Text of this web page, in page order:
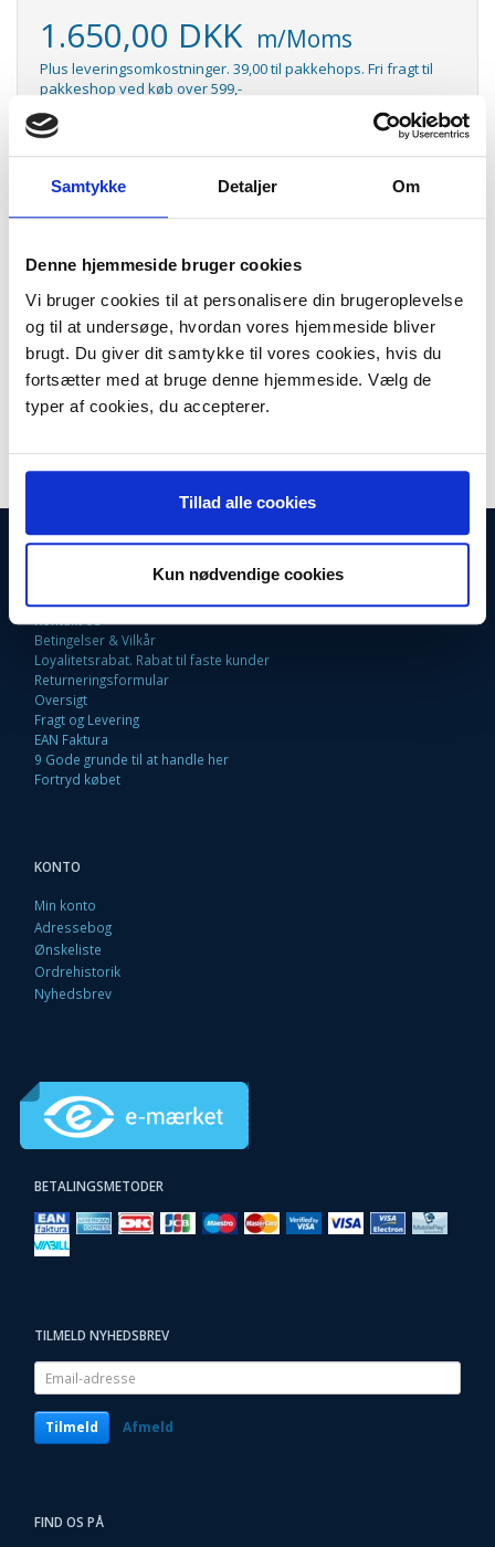
Samtykke Detaljer Om
Denne hjemmeside bruger cookies
Vi bruger cookies til at personalisere din brugeroplevelse
og til at undersøge, hvordan vores hjemmeside bliver
brugt. Du giver dit samtykke til vores cookies, hvis du
fortsætter med at bruge denne hjemmeside. Vælg de
typer af cookies, du accepterer.
Tillad alle cookies
Kun nødvendige cookies
1.650,00 DKK m/Moms
Plus leveringsomkostninger. 39,00 til pakkehops. Fri fragt til
pakkeshop ved køb over 599,-
Model/varenr.:
Lager: På lager
LaserJet 11A toner cartridge
LaserJet 11A toner cartridge, HPQ6511A
Kapacitet: 6.000 sider ved 5 % dækning.
Passer til følgende printere:
LaserJet 2410
2420
INFORMATIONER
Firma profil
Kontakt os
Betingelser & Vilkår
Loyalitetsrabat. Rabat til faste kunder
Returneringsformular
Oversigt
Fragt og Levering
EAN Faktura
9 Gode grunde til at handle her
Fortryd købet
KONTO
Min konto
Adressebog
Ønskeliste
Ordrehistorik
Nyhedsbrev
BETALINGSMETODER
TILMELD NYHEDSBREV
Email-
adresse
Tilmeld Afmeld
FIND OS PÅ